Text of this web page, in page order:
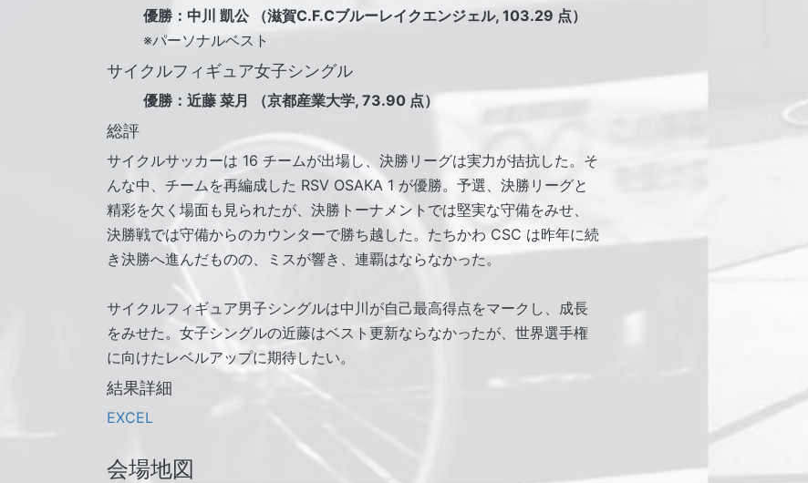
優勝：中川 凱公 （滋賀C.F.Cブルーレイクエンジェル, 103.29 点）
※パーソナルベスト
サイクルフィギュア女子シングル
優勝：近藤 菜月 （京都産業大学, 73.90 点）
総評
サイクルサッカーは 16 チームが出場し、決勝リーグは実力が拮抗した。そ
んな中、チームを再編成した RSV OSAKA 1 が優勝。予選、決勝リーグと
精彩を欠く場面も見られたが、決勝トーナメントでは堅実な守備をみせ、
決勝戦では守備からのカウンターで勝ち越した。たちかわ CSC は昨年に続
き決勝へ進んだものの、ミスが響き、連覇はならなかった。
サイクルフィギュア男子シングルは中川が自己最高得点をマークし、成長
をみせた。女子シングルの近藤はベスト更新ならなかったが、世界選手権
に向けたレベルアップに期待したい。
結果詳細
EXCEL
会場地図